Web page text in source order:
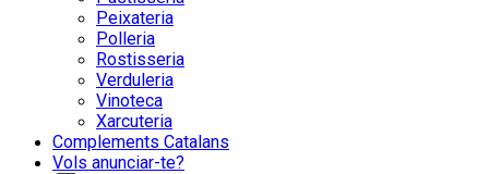
Peixateria
Polleria
Rostisseria
Verduleria
Vinoteca
Xarcuteria
Complements Catalans
Vols anunciar-te?